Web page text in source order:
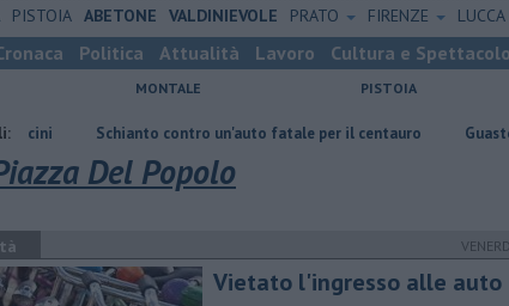
PISTOIA ABETONE VALDINIEVOLE PRATO FIRENZE LUCCA
Politica Attualità Lavoro Cultura e Spettacolo
MONTALE PISTOIA
contro un'auto fatale per il centauro Guasto
Del Popolo
Vietato l'ingresso alle auto